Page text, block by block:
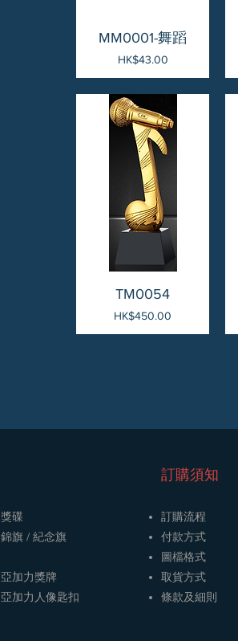
快速瀏覽
MM0001-舞蹈
價格
HK$43.00
快速瀏覽
TM0054
價格
HK$450.00
獎碟
​​錦旗 / 紀念旗
亞加力獎牌
​亞加力人像匙扣
訂購須知
訂購流程
​付款方式
圖檔格式
取貨方式
條款及細則